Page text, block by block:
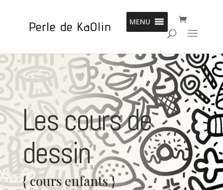
MENU
Les cours de
dessin
{ cours enfants }